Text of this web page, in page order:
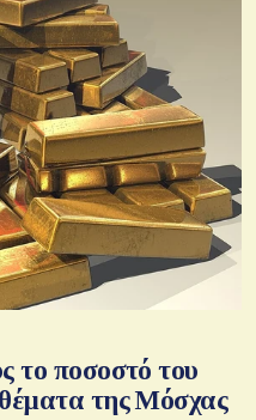
το ποσοστό του
της Μόσχας